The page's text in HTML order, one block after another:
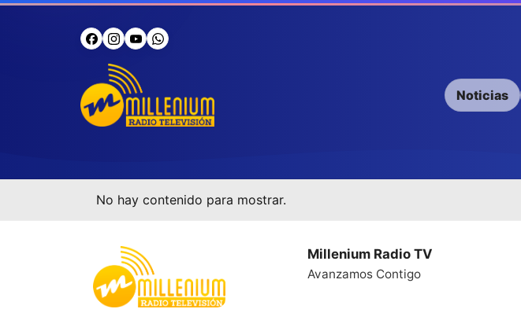
Noticias
No hay contenido para mostrar.
Millenium Radio TV
Avanzamos Contigo